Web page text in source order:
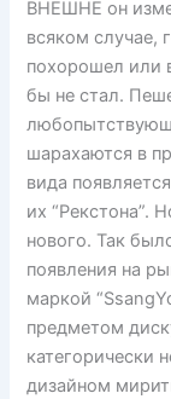
ВНЕШНЕ он
всяком случае,
похорошел или
бы не стал.
шарахаются в
вида
их “Рекстона”.
нового. Так
появления на
маркой
предметом
категорически
дизайном